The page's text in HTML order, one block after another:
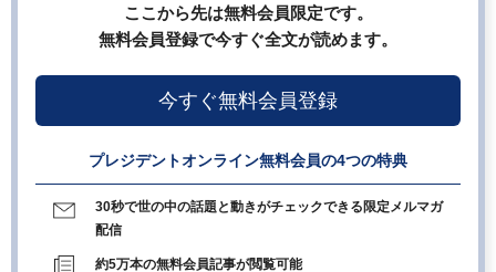
ここから先は無料会員限定です。
無料会員登録で今すぐ全文が読めます。
今すぐ無料会員登録
プレジデントオンライン無料会員の4つの特典
30秒で世の中の話題と動きがチェックできる限定メルマガ
配信
約5万本の無料会員記事が閲覧可能